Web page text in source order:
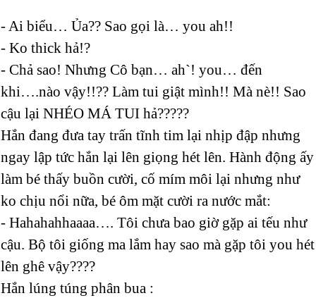
- Ai biểu… Ủa?? Sao gọi là… you ah!!
- Ko thick hả!?
- Chả sao! Nhưng Cô bạn… ah`! you… đến
khi….nào vậy!!?? Làm tui giật mình!! Mà nè!! Sao
cậu lại NHÉO MÁ TUI hả?????
Hắn đang đưa tay trấn tĩnh tim lại nhịp đập nhưng
ngay lập tức hắn lại lên giọng hét lên. Hành động ấy
làm bé thấy buồn cười, cố mím môi lại nhưng như
ko chịu nổi nữa, bé ôm mặt cười ra nước mắt:
- Hahahahhaaaa…. Tôi chưa bao giờ gặp ai tếu như
cậu. Bộ tôi giống ma lắm hay sao mà gặp tôi you hét
lên ghê vậy????
Hắn lúng túng phân bua :